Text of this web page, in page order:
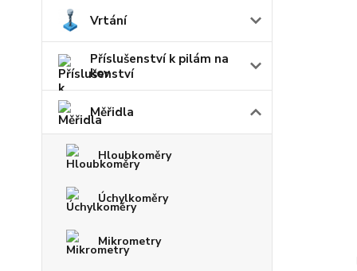
Vrtání
Příslušenství k pilám na
kov
Měřidla
Hloubkoměry
Úchylkoměry
Mikrometry